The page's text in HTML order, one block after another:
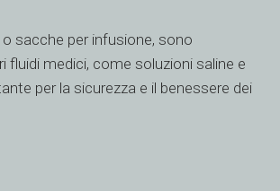
sacche per infusione, sono
fluidi medici, come soluzioni saline e
per la sicurezza e il benessere dei